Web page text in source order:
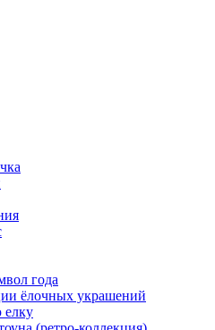
года
ёлочных украшений
елку